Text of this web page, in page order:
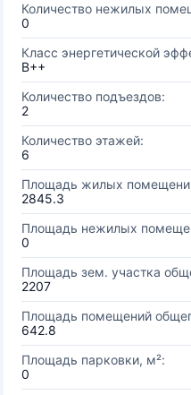
Количество нежилых
0
Класс энергетической
B++
Количество подъездов:
2
Количество этажей:
6
Площадь жилых
2845.3
Площадь нежилых
0
Площадь зем. участка
2207
Площадь помещений
642.8
Площадь парковки, м²:
0